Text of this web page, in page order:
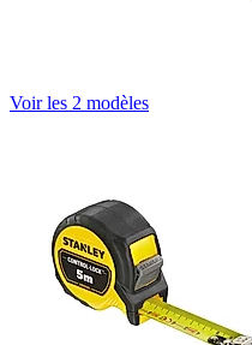
Voir les 2 modèles